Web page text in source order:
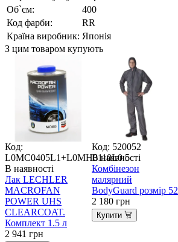
Об`єм:
400
Код фарби:
RR
Країна виробник: Японія
З цим товаром купують
Код:
L0MC0405L1+L0MH0110L0.5
В наявності
Лак LECHLER
MACROFAN
POWER UHS
CLEARCOAT.
Комплект 1.5 л
2 941 грн
Код: 520052
В наявності
Комбінезон
малярний
BodyGuard розмір 52
2 180 грн
Купити